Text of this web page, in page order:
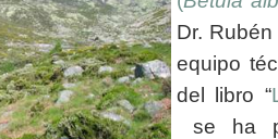
Dr.
equipo
del libro “
se ha